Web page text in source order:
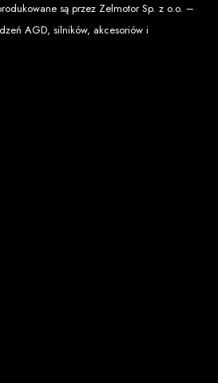
są przez Zelmotor Sp. z o.o. –
AGD, silników, akcesoriów i